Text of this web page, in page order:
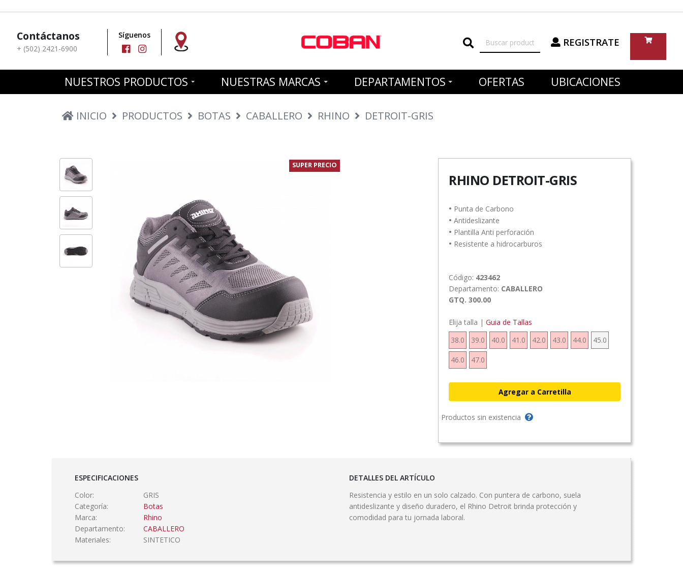
Contáctanos
+ (502) 2421-6900
Síguenos
REGISTRATE
NUESTROS PRODUCTOS NUESTRAS MARCAS DEPARTAMENTOS OFERTAS UBICACIONES
INICIO PRODUCTOS BOTAS CABALLERO RHINO DETROIT-GRIS
SUPER PRECIO
RHINO DETROIT-GRIS
• Punta de Carbono
• Antideslizante
• Plantilla Anti perforación
• Resistente a hidrocarburos
Código: 423462
Departamento: CABALLERO
GTQ. 300.00
Elija talla | Guia de Tallas
38.0
39.0 40.0 41.0 42.0 43.0 44.0 45.0
46.0 47.0
Productos sin existencia
ESPECIFICACIONES
Color:
GRIS
Categoría:
Botas
Marca:
Rhino
Departamento:
CABALLERO
Materiales:
SINTETICO
DETALLES DEL ARTÍCULO
Resistencia y estilo en un solo calzado. Con puntera de carbono, suela
antideslizante y diseño duradero, el Rhino Detroit brinda protección y
comodidad para tu jornada laboral.